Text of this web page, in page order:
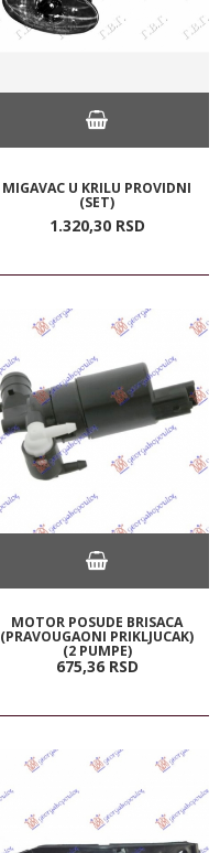
MIGAVAC U KRILU PROVIDNI
(SET)
1.320,30 RSD
MOTOR POSUDE BRISACA
(PRAVOUGAONI PRIKLJUCAK)
(2 PUMPE)
675,36 RSD